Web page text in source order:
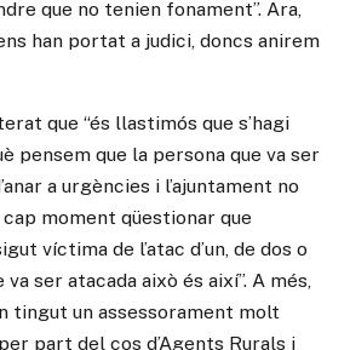
que no tenien fonament”. Ara,
han portat a judici, doncs anirem
que “és llastimós que s’hagi
pensem que la persona que va ser
a urgències i l’ajuntament no
moment qüestionar que
víctima de l’atac d’un, de dos o
ser atacada això és així”. A més,
tingut un assessorament molt
part del cos d’Agents Rurals i